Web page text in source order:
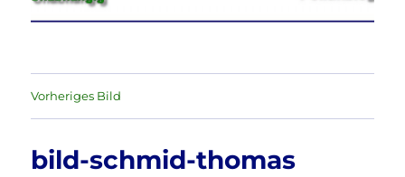
Vorheriges Bild
bild-schmid-thomas